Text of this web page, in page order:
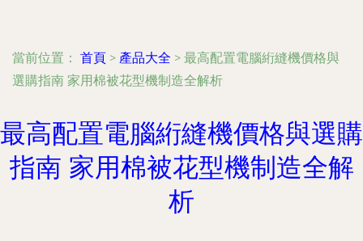
當前位置： 首頁 > 產品大全 > 最高配置電腦絎縫機價格與
選購指南 家用棉被花型機制造全解析
最高配置電腦絎縫機價格與選購
指南 家用棉被花型機制造全解
析